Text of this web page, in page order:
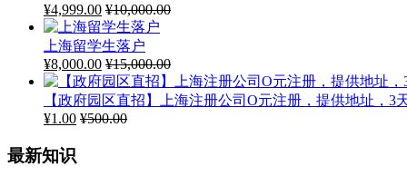
¥4,999.00 ¥10,000.00
上海留学生落户
¥8,000.00 ¥15,000.00
【政府园区直招】上海注册公司O元注册，提供地址，3
¥1.00 ¥500.00
最新知识